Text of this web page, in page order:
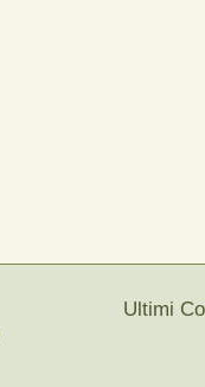
Ultimi